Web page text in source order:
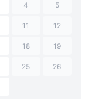
4 5
11 12
18 19
25 26